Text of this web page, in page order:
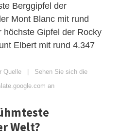
Berggipfel der
Mont Blanc mit rund
höchste Gipfel der Rocky
Elbert mit rund 4.347
Quelle | Sehen Sie sich die
an
Welt?